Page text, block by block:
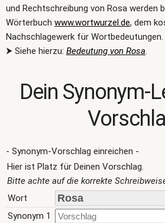
und Rechtschreibung von Rosa werden
Wörterbuch www.wortwurzel.de, dem
Nachschlagewerk für Wortbedeutungen.
⮞ Siehe hierzu: Bedeutung von Rosa.
Dein Synonym-
- Synonym-Vorschlag einreichen -
Hier ist Platz für Deinen Vorschlag.
Bitte achte auf die korrekte
Wort
Synonym 1